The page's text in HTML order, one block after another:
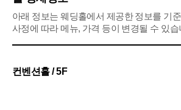
아래 정보는 웨딩홀에서 제공한 정보를 기
사정에 따라 메뉴, 가격 등이 변경될 수 있습
컨벤션홀 / 5F